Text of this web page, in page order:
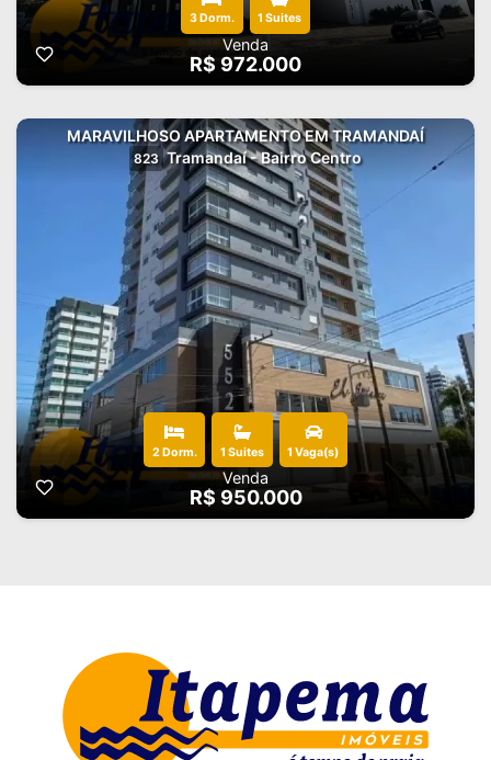
3 Dorm. 1 Suites
Venda
R$ 972.000
MARAVILHOSO APARTAMENTO EM TRAMANDAÍ
823 Tramandaí - Bairro Centro
2 Dorm. 1 Suites 1 Vaga(s)
Venda
R$ 950.000